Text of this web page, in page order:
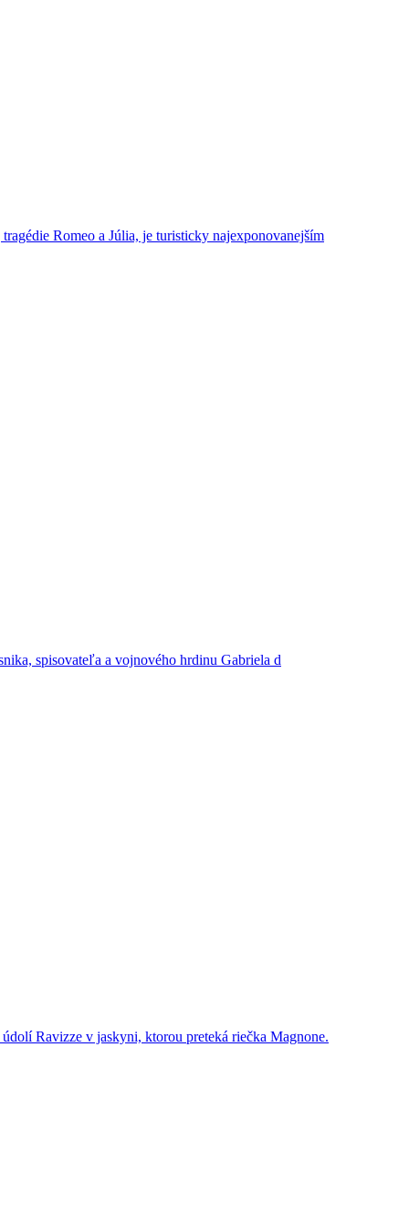
Romeo a Júlia, je turisticky najexponovanejším
spisovateľa a vojnového hrdinu Gabriela d
Ravizze v jaskyni, ktorou preteká riečka Magnone.